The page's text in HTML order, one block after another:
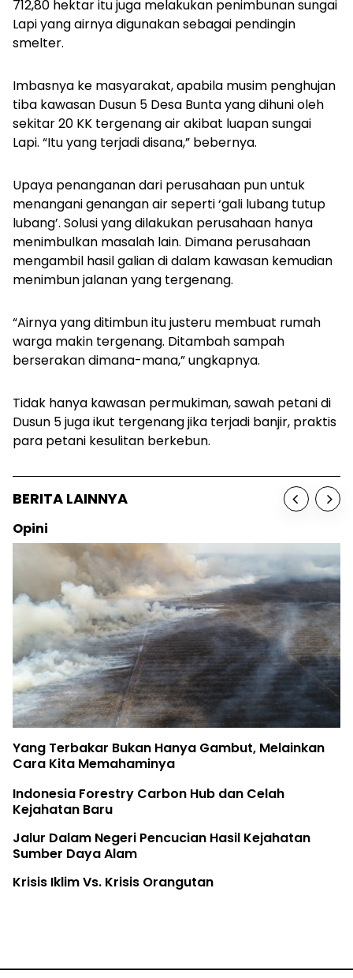
712,80 hektar itu juga melakukan penimbunan sungai
Lapi yang airnya digunakan sebagai pendingin
smelter.
Imbasnya ke masyarakat, apabila musim penghujan
tiba kawasan Dusun 5 Desa Bunta yang dihuni oleh
sekitar 20 KK tergenang air akibat luapan sungai
Lapi. “Itu yang terjadi disana,” bebernya.
Upaya penanganan dari perusahaan pun untuk
menangani genangan air seperti ‘gali lubang tutup
lubang’. Solusi yang dilakukan perusahaan hanya
menimbulkan masalah lain. Dimana perusahaan
mengambil hasil galian di dalam kawasan kemudian
menimbun jalanan yang tergenang.
“Airnya yang ditimbun itu justeru membuat rumah
warga makin tergenang. Ditambah sampah
berserakan dimana-mana,” ungkapnya.
Tidak hanya kawasan permukiman, sawah petani di
Dusun 5 juga ikut tergenang jika terjadi banjir, praktis
para petani kesulitan berkebun.
BERITA LAINNYA
Opini
Yang Terbakar Bukan Hanya Gambut, Melainkan
Cara Kita Memahaminya
Indonesia Forestry Carbon Hub dan Celah
Kejahatan Baru
Jalur Dalam Negeri Pencucian Hasil Kejahatan
Sumber Daya Alam
Krisis Iklim Vs. Krisis Orangutan